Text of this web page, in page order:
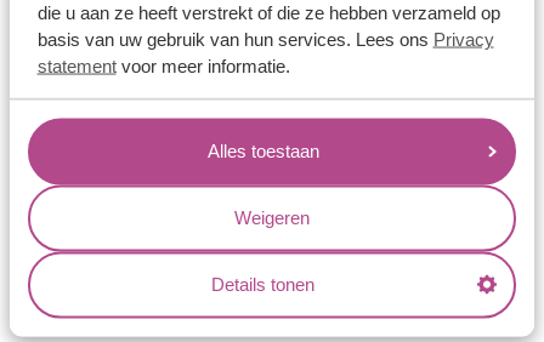
die u aan ze heeft verstrekt of die ze hebben verzameld op
basis van uw gebruik van hun services. Lees ons Privacy
statementvoor meer informatie.
Alles toestaan
Weigeren
Details tonen
Historie
Certificaten
Jouw voordelen
Conflictvrije Materialen
Oneindig veel mogelijkheden
Kwaliteit
Juweliers & Contact